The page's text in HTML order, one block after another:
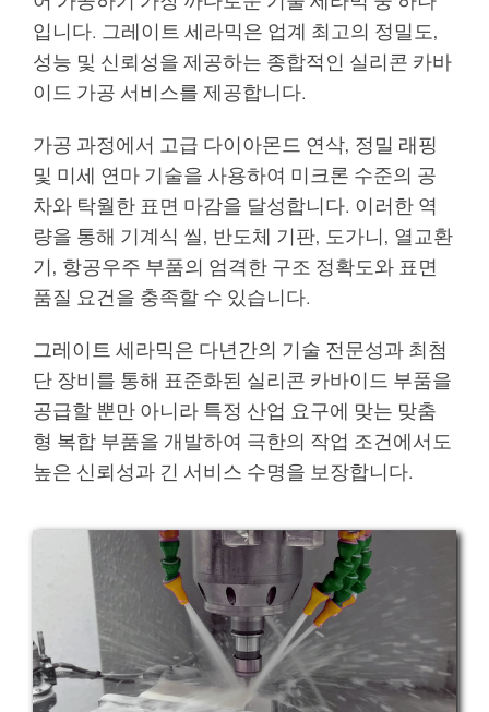
입니다. 그레이트 세라믹은 업계 최고의 정밀도,
성능 및 신뢰성을 제공하는 종합적인 실리콘 카바
이드 가공 서비스를 제공합니다.
가공 과정에서 고급 다이아몬드 연삭, 정밀 래핑
및 미세 연마 기술을 사용하여 미크론 수준의 공
차와 탁월한 표면 마감을 달성합니다. 이러한 역
량을 통해 기계식 씰, 반도체 기판, 도가니, 열교환
기, 항공우주 부품의 엄격한 구조 정확도와 표면
품질 요건을 충족할 수 있습니다.
그레이트 세라믹은 다년간의 기술 전문성과 최첨
단 장비를 통해 표준화된 실리콘 카바이드 부품을
공급할 뿐만 아니라 특정 산업 요구에 맞는 맞춤
형 복합 부품을 개발하여 극한의 작업 조건에서도
높은 신뢰성과 긴 서비스 수명을 보장합니다.